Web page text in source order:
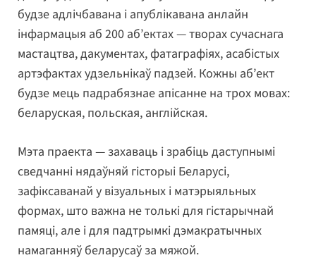
будзе адлічбавана і апублікавана анлайн
інфармацыя аб 200 аб’ектах — творах сучаснага
мастацтва, дакументах, фатаграфіях, асабістых
артэфактах удзельнікаў падзей. Кожны аб’ект
будзе мець падрабязнае апісанне на трох мовах:
беларуская, польская, англійская.
Мэта праекта — захаваць і зрабіць даступнымі
сведчанні нядаўняй гісторыі Беларусі,
зафіксаванай у візуальных і матэрыяльных
формах, што важна не толькі для гістарычнай
памяці, але і для падтрымкі дэмакратычных
намаганняў беларусаў за мяжой.